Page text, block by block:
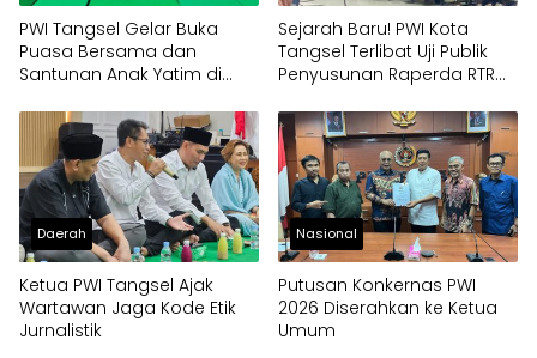
PWI Tangsel Gelar Buka
Puasa Bersama dan
Santunan Anak Yatim di
Sejarah Baru! PWI Kota
Tangsel Terlibat Uji Publik
Penyusunan Raperda RTRW,
Daerah
Ketua PWI Tangsel Ajak
Wartawan Jaga Kode Etik
Jurnalistik
Nasional
Putusan Konkernas PWI
2026 Diserahkan ke Ketua
Umum